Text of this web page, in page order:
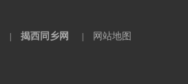
揭西同乡网 网站地图